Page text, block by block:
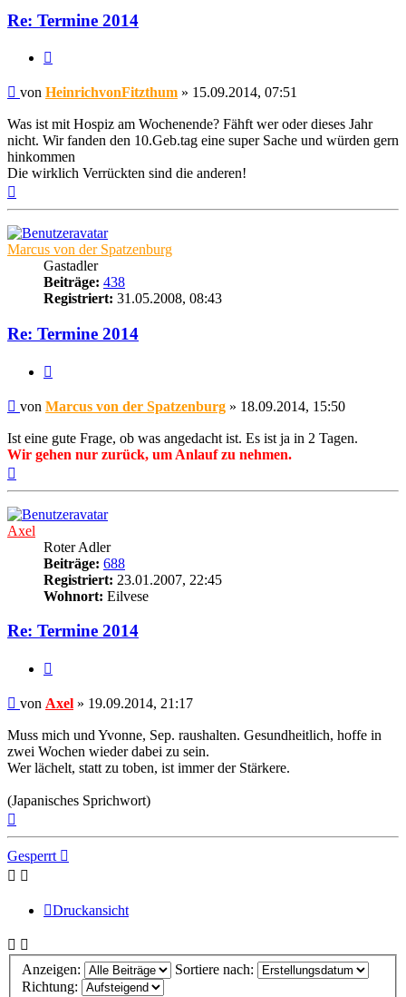
Re: Termine 2014
Beitrag
von HeinrichvonFitzthum » 15.09.2014, 07:51
Was ist mit Hospiz am Wochenende? Fähft wer oder dieses Jahr
nicht. Wir fanden den 10.Geb.tag eine super Sache und würden gern
hinkommen
Die wirklich Verrückten sind die anderen!
Marcus von der Spatzenburg
Gastadler
Beiträge: 438
Registriert: 31.05.2008, 08:43
Re: Termine 2014
Beitrag
von Marcus von der Spatzenburg » 18.09.2014, 15:50
Ist eine gute Frage, ob was angedacht ist. Es ist ja in 2 Tagen.
Wir gehen nur zurück, um Anlauf zu nehmen.
Axel
Roter Adler
Beiträge: 688
Registriert: 23.01.2007, 22:45
Wohnort: Eilvese
Re: Termine 2014
Beitrag
von Axel » 19.09.2014, 21:17
Muss mich und Yvonne, Sep. raushalten. Gesundheitlich, hoffe in
zwei Wochen wieder dabei zu sein.
Wer lächelt, statt zu toben, ist immer der Stärkere.
(Japanisches Sprichwort)
Gesperrt
Druckansicht
Anzeigen:
Sortiere nach:
Richtung: